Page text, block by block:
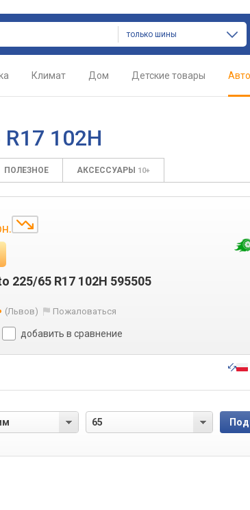
только шины
Климат Дом Детские товары Авто
102H
ПОЛЕЗНОЕ АКСЕССУАРЫ 10+
225/65 R17 102H 595505
(Львов) Пожаловаться
добавить в сравнение